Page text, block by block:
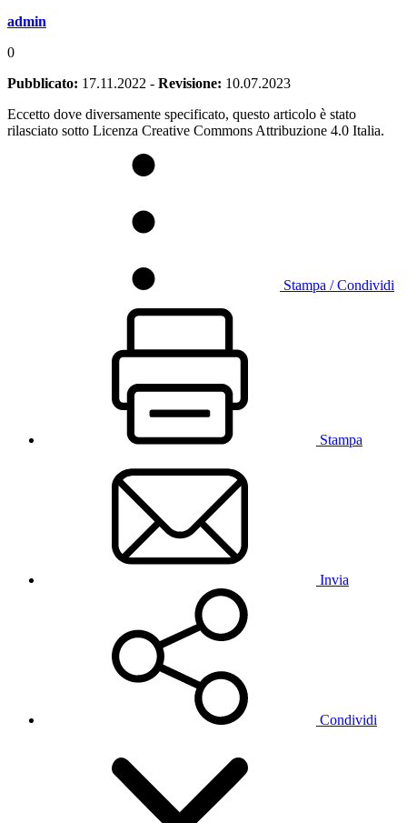
admin
0
Pubblicato: 17.11.2022 - Revisione: 10.07.2023
Eccetto dove diversamente specificato, questo articolo è stato
rilasciato sotto Licenza Creative Commons Attribuzione 4.0 Italia.
Stampa / Condividi
Stampa
Invia
Condividi